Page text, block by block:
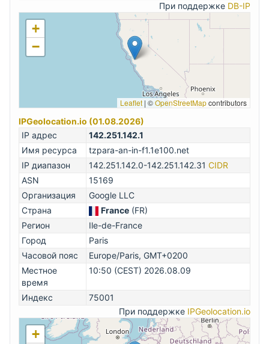
При поддержке DB-IP
+
−
Leaflet | ©OpenStreetMapcontributors
IPGeolocation.io (01.08.2026)
IP адрес
142.251.142.1
Имя ресурса
tzpara-an-in-f1.1e100.net
IP диапазон
142.251.142.0-142.251.142.31 CIDR
ASN
15169
Организация
Google LLC
Страна
France (FR)
Регион
Ile-de-France
Город
Paris
Часовой пояс
Europe/Paris, GMT+0200
Местное
время
10:50 (CEST) 2026.08.09
Индекс
75001
При поддержке IPGeolocation.io
+